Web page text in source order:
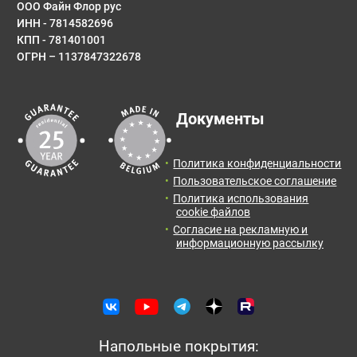
Количество:
упак.
Итоговая
площадь:
0м2
Цена от:
Отправить заявку с расчетом менеджеру для
получения информации и оформления заказа.
E-mail
Сообщение
ООО Файн Флор рус
ИНН - 7814582696
КПП - 781401001
ОГРН – 1137847322678
Документы
Политика конфиденциальности
Пользовательское соглашение
Политика использования
cookie файлов
Согласие на рекламную и
информационную рассылку
Напольные покрытия: